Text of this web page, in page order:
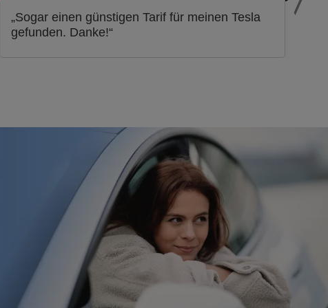
„Sogar einen günstigen Tarif für meinen Tesla
gefunden. Danke!“